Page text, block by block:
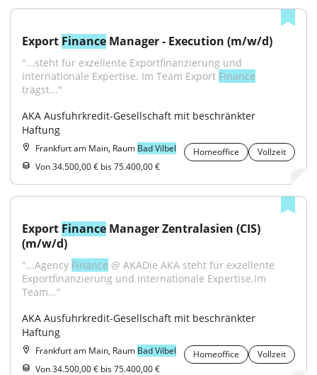
Export Finance Manager - Execution (m/w/d)
"...steht für exzellente Exportfinanzierung und
internationale Expertise. Im Team Export Finance
trägst..."
AKA Ausfuhrkredit-Gesellschaft mit beschränkter
Haftung
Frankfurt am Main, Raum Bad Vilbel Homeoffice
Vollzeit
Von 34.500,00 € bis 75.400,00 €
Export Finance Manager Zentralasien (CIS)
(m/w/d)
"...Agency Finance @ AKADie AKA steht für exzellente
Exportfinanzierung und internationale Expertise.Im
Team..."
AKA Ausfuhrkredit-Gesellschaft mit beschränkter
Haftung
Frankfurt am Main, Raum Bad Vilbel Homeoffice
Vollzeit
Von 34.500,00 € bis 75.400,00 €